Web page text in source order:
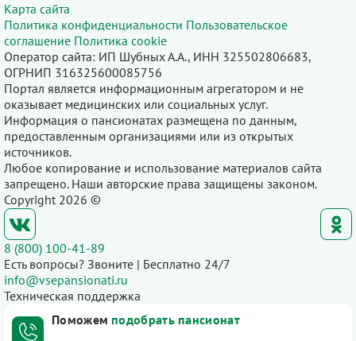
Карта сайта
Политика конфиденциальности Пользовательское
соглашение Политика cookie
Оператор сайта: ИП Шубных А.А., ИНН 325502806683,
ОГРНИП 316325600085756
Портал является информационным агрегатором и не
оказывает медицинских или социальных услуг.
Информация о пансионатах размещена по данным,
предоставленным организациями или из открытых
источников.
Любое копирование и использование материалов сайта
запрещено. Наши авторские права защищены законом.
Copyright 2026 ©
8 (800) 100-41-89
Есть вопросы? Звоните | Бесплатно 24/7
info@vsepansionati.ru
Техническая поддержка
Поможем подобрать пансионат